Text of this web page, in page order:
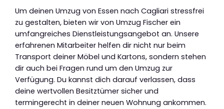
Um deinen Umzug von Essen nach Cagliari stressfrei
zu gestalten, bieten wir von Umzug Fischer ein
umfangreiches Dienstleistungsangebot an. Unsere
erfahrenen Mitarbeiter helfen dir nicht nur beim
Transport deiner Möbel und Kartons, sondern stehen
dir auch bei Fragen rund um den Umzug zur
Verfügung. Du kannst dich darauf verlassen, dass
deine wertvollen Besitztümer sicher und
termingerecht in deiner neuen Wohnung ankommen.